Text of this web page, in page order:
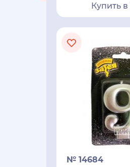
Купить в
№ 14684